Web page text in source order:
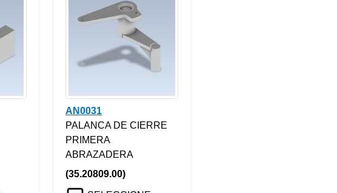
AN0031
PALANCA DE CIERRE
PRIMERA
ABRAZADERA
(35.20809.00)